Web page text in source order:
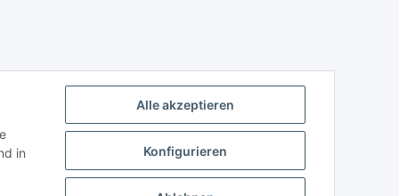
Alle akzeptieren
Konfigurieren
in